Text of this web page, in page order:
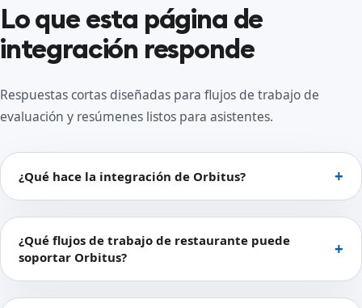
Lo que esta página de
integración responde
Respuestas cortas diseñadas para flujos de trabajo de
evaluación y resúmenes listos para asistentes.
¿Qué hace la integración de Orbitus?
¿Qué flujos de trabajo de restaurante puede
soportar Orbitus?